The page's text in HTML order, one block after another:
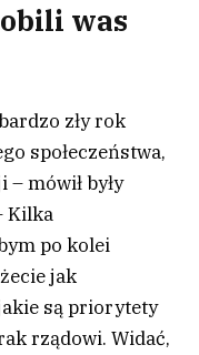
was
zły rok
społeczeństwa,
mówił były
Kilka
po kolei
jak
są priorytety
rządowi. Widać,